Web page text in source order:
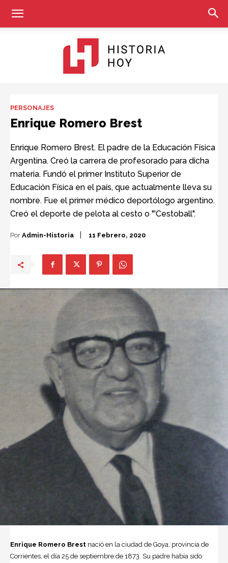
Hoy
PERSONAJES
Enrique Romero Brest
Enrique Romero Brest. El padre de la Educación Física
Argentina. Creó la carrera de profesorado para dicha
materia. Fundó el primer Instituto Superior de
Educación Física en el país, que actualmente lleva su
nombre. Fue el primer médico deportólogo argentino.
Creó el deporte de pelota al cesto o "'Cestoball".
Por Admin-Historia 11 Febrero, 2020
Enrique Romero Brest nació en la ciudad de Goya, provincia de
Corrientes, el día 25 de septiembre de 1873. Su padre había sido